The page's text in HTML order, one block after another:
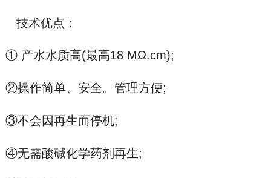
技术优点：
① 产水水质高(最高18 MΩ.cm);
②操作简单、安全。管理方便;
③不会因再生而停机;
④无需酸碱化学药剂再生;